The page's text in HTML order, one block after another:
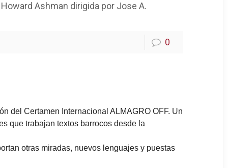
Ashman dirigida por Jose A.
0
del Certamen Internacional ALMAGRO OFF. Un
que trabajan textos barrocos desde la
otras miradas, nuevos lenguajes y puestas